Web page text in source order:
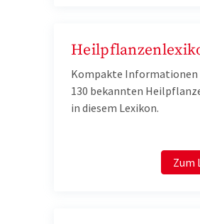
Kompakte Informationen
130 bekannten
in diesem Lexikon.
Zum